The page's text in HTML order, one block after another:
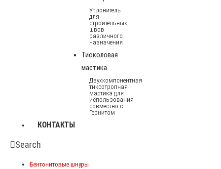
Уплонитель
для
строительных
швов
различного
назначения
Тиоколовая
мастика
Двухкомпонентная
тиксотропная
мастика для
использования
совместно с
Гернитом
КОНТАКТЫ
Search
Бентонитовые шнуры